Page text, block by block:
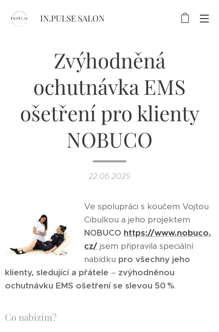
IN.PULSE SALON
Zvýhodněná
ochutnávka EMS
ošetření pro klienty
NOBUCO
22.06.2025
Ve spolupráci s koučem Vojtou
Cibulkou a jeho projektem
NOBUCO https://www.nobuco.
cz/ jsem připravila speciální
nabídku pro všechny jeho
klienty, sledující a přátele – zvýhodněnou
ochutnávku EMS ošetření se slevou 50 %.
Co nabízím?